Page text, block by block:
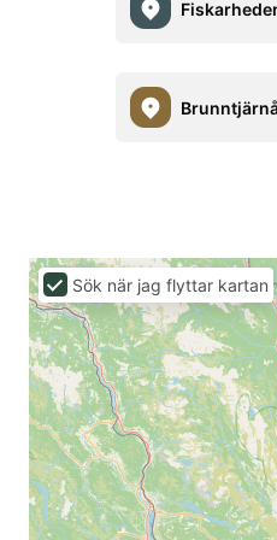
Sök när jag flyttar kartan